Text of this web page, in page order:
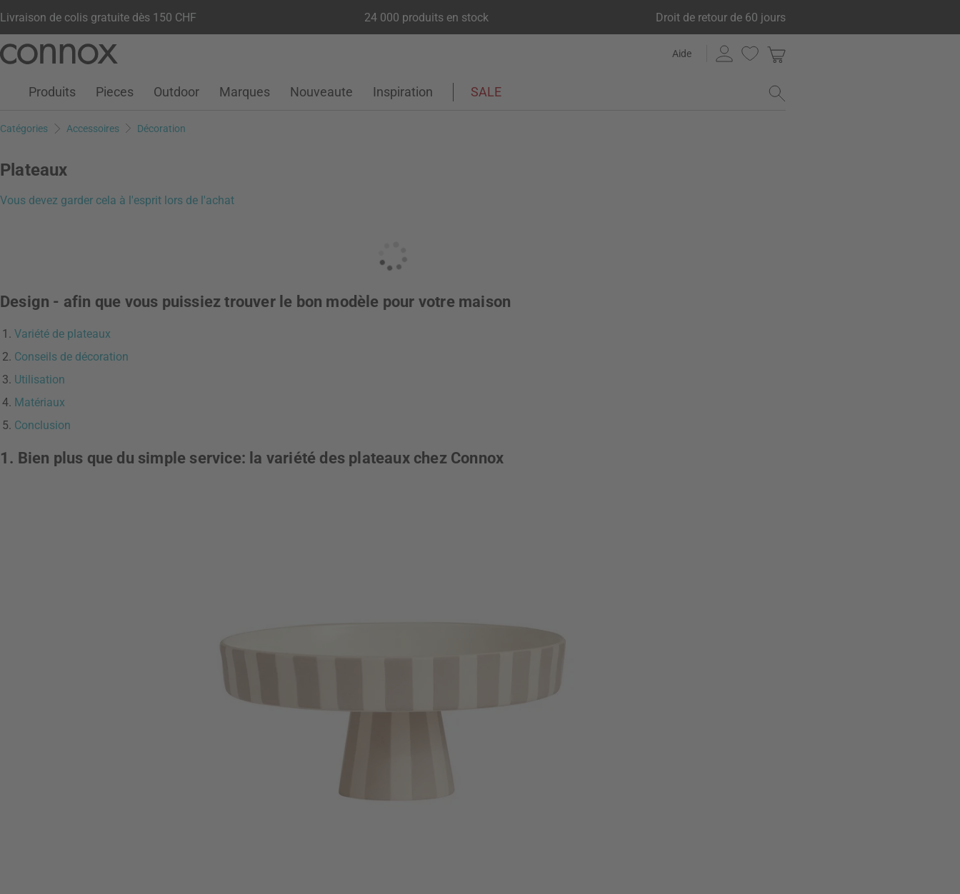
Livraison de colis gratuite dès 150 CHF 24 000 produits en stock Droit de retour de 60 jours
contenu
Aide
Votre compteListe de souhaits
Warenkorb
Produits Pieces Outdoor Marques Nouveaute Inspiration SALE
Catégories Accessoires Décoration
Plateaux
Vous devez garder cela à l'esprit lors de l'achat
Design - afin que vous puissiez trouver le bon modèle pour votre maison
Variété de plateaux
Conseils de décoration
Utilisation
Matériaux
Conclusion
1. Bien plus que du simple service: la variété des plateaux chez Connox